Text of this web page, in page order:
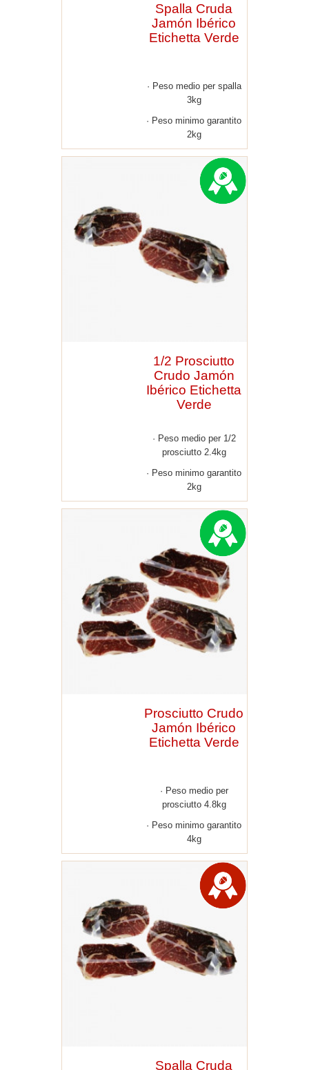
Spalla Cruda
Jamón Ibérico
Etichetta Verde
Peso medio per spalla
3kg
Peso minimo garantito
2kg
1/2 Prosciutto
Crudo Jamón
Ibérico Etichetta
Verde
Peso medio per 1/2
prosciutto 2.4kg
Peso minimo garantito
2kg
Prosciutto Crudo
Jamón Ibérico
Etichetta Verde
Peso medio per
prosciutto 4.8kg
Peso minimo garantito
4kg
Spalla Cruda